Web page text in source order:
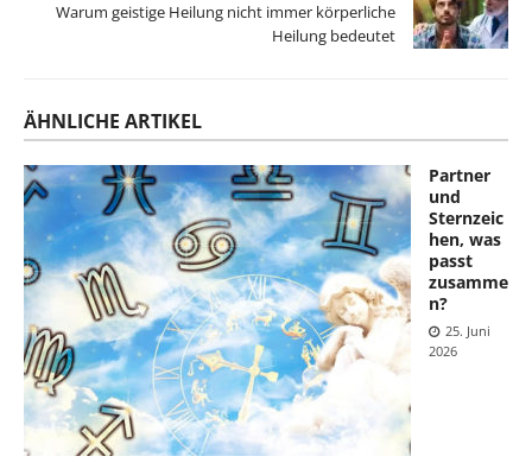
Warum geistige Heilung nicht immer körperliche
Heilung bedeutet
ÄHNLICHE ARTIKEL
Partner
und
Sternzeic
hen, was
passt
zusamme
n?
25. Juni
2026